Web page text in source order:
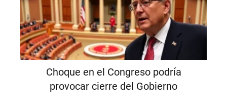
Choque en el Congreso podría
provocar cierre del Gobierno